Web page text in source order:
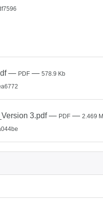
— PDF — 578.9 Kb
3.pdf— PDF — 2.469